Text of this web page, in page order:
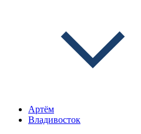
Артём
Владивосток